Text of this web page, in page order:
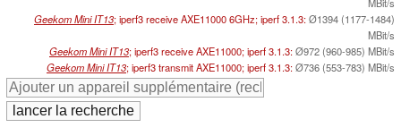
Geekom Mini IT13; iperf3 receive AXE11000 6GHz; iperf 3.1.3:Ø1394 (1177-1484)
MBit/s
Geekom Mini IT13; iperf3 receive AXE11000; iperf 3.1.3:Ø972 (960-985) MBit/s
Geekom Mini IT13; iperf3 transmit AXE11000; iperf 3.1.3:Ø736 (553-783) MBit/s